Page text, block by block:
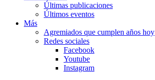
Últimas publicaciones
Últimos eventos
Más
Agremiados que cumplen años hoy
Redes sociales
Facebook
Youtube
Instagram